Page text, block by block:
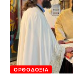
ΟΡΘΟΔΟΞΊΑ